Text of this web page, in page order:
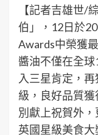
【記者吉雄世/
伯」，12日於
Awards中榮獲
醬油不僅在全
入三星肯定，
級，良好品質
別獻上祝賀外，
英國星級美食大